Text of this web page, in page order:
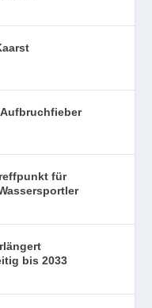
für
bis 2033